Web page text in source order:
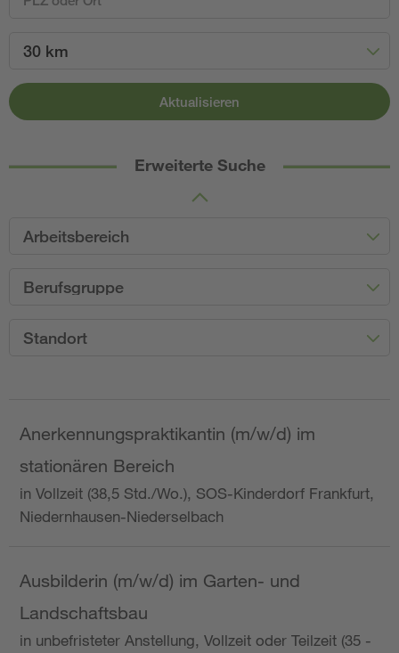
30 km
Aktualisieren
Erweiterte Suche
Arbeitsbereich
Berufsgruppe
Standort
Anerkennungspraktikantin (m/w/d) im
stationären Bereich
in Vollzeit (38,5 Std./Wo.), SOS-Kinderdorf Frankfurt,
Niedernhausen-Niederselbach
Ausbilderin (m/w/d) im Garten- und
Landschaftsbau
in unbefristeter Anstellung, Vollzeit oder Teilzeit (35 -